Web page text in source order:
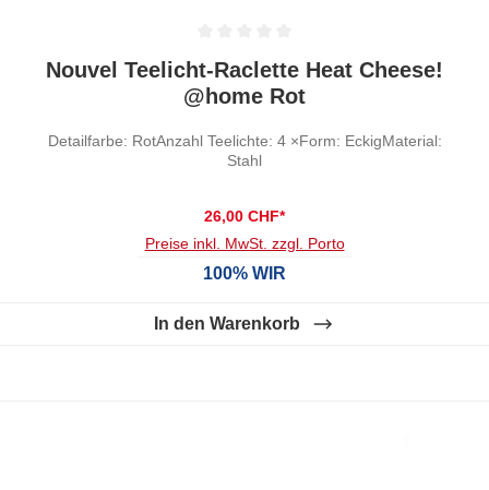
Durchschnittliche Bewertung von 0 von 5 Sternen
Nouvel Teelicht-Raclette Heat Cheese!
@home Rot
Detailfarbe: RotAnzahl Teelichte: 4 ×Form: EckigMaterial:
Stahl
26,00 CHF*
Preise inkl. MwSt. zzgl. Porto
100% WIR
In den Warenkorb